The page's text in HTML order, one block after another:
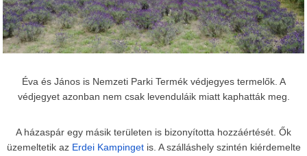
Éva és János is Nemzeti Parki Termék védjegyes termelők. A
védjegyet azonban nem csak levenduláik miatt kaphatták meg.
A házaspár egy másik területen is bizonyította hozzáértését. Ők
üzemeltetik az Erdei Kampingetis. A szálláshely szintén kiérdemelte